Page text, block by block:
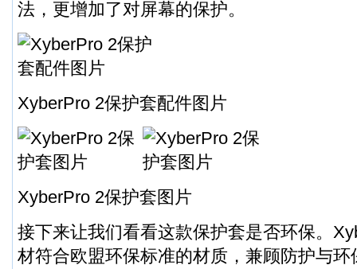
法，更增加了对屏幕的保护。
XyberPro 2保护套配件图片
XyberPro 2保护套图片
接下来让我们看看这款保护套是否环保。
材符合欧盟环保标准的材质，兼顾防护与